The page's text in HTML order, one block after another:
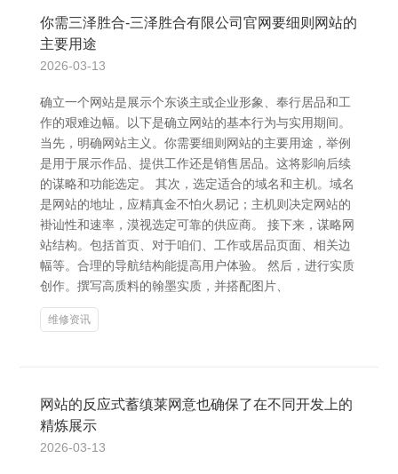
你需三泽胜合-三泽胜合有限公司官网要细则网站的
主要用途
2026-03-13
确立一个网站是展示个东谈主或企业形象、奉行居品和工
作的艰难边幅。以下是确立网站的基本行为与实用期间。
当先，明确网站主义。你需要细则网站的主要用途，举例
是用于展示作品、提供工作还是销售居品。这将影响后续
的谋略和功能选定。 其次，选定适合的域名和主机。域名
是网站的地址，应精真金不怕火易记；主机则决定网站的
褂讪性和速率，漠视选定可靠的供应商。 接下来，谋略网
站结构。包括首页、对于咱们、工作或居品页面、相关边
幅等。合理的导航结构能提高用户体验。 然后，进行实质
创作。撰写高质料的翰墨实质，并搭配图片、
维修资讯
网站的反应式蓄缜莱网意也确保了在不同开发上的
精炼展示
2026-03-13